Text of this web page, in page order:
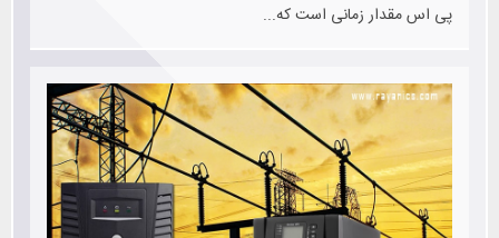
پی اس مقدار زمانی است که...